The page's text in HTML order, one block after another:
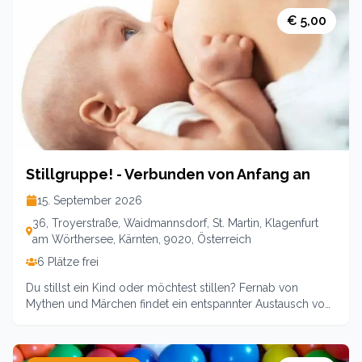
und vor allem ohne jeden Leistungsdruck die
Entwichklungsverläufe ihres Kindes miterleben. Nach der
Bewegung gibt es eine kleine Jause bei der sich unsere
Purzelbäumchenkinder stärken und die Eltern austauschen
können. Es bleibt auch genug Zeit zum freien
Spielen!Leitung: Sina Lamprecht (Pädagogin)Termin:
Donnerstags 6xOrt: Klagenfurt a. Ws., Eltern-Kind-Zentrum,
Troyerstraße 36Kosten: 84,-- (89,-- für Nichtmitglieder) für
6 Treffen inklusive VerpflegungAnmeldung: hallo@ekiz-
klagenfurt
€ 5,00
Stillgruppe! - Verbunden von Anfang an
15. September 2026
36, Troyerstraße, Waidmannsdorf, St. Martin, Klagenfurt
am Wörthersee, Kärnten, 9020, Österreich
6 Plätze frei
Du stillst ein Kind oder möchtest stillen? Fernab von
Mythen und Märchen findet ein entspannter Austausch von
und ausgebildeten Stillberaterinnen. Dies ermöglicht einen